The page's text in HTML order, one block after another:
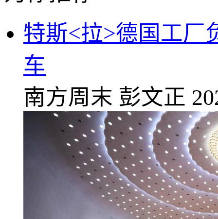
特斯<拉>德国工厂
车
南方周末 彭文正